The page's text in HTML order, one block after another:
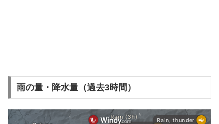
雨の量・降水量（過去3時間）